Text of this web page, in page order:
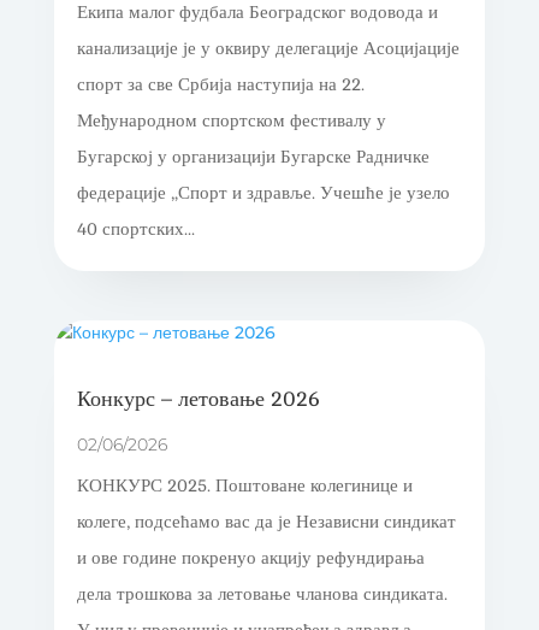
Екипа малог фудбала Београдског водовода и
канализације је у оквиру делегације Асоцијације
спорт за све Србија наступија на 22.
Међународном спортском фестивалу у
Бугарској у организацији Бугарске Радничке
федерације „Спорт и здравље. Учешће је узело
40 спортских...
Конкурс – летовање 2026
02/06/2026
КОНКУРС 2025. Поштоване колегинице и
колеге, подсећамо вас да је Независни синдикат
и ове године покренуо акцију рефундирања
дела трошкова за летовање чланова синдиката.